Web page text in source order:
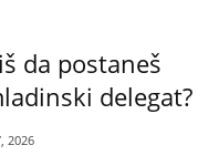
da postaneš
delegat?
2026